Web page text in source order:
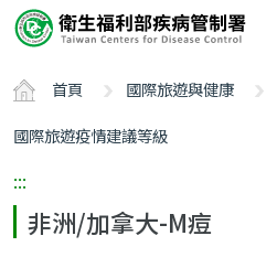
要
容
ALT+C
首頁 國際旅遊與健康
國際旅遊疫情建議等級
:::
非洲/加拿大-M痘